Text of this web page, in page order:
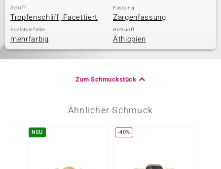
Schliff
Tropfenschliff, Facettiert
Fassung
Zargenfassung
Edelsteinfarbe
mehrfarbig
Herkunft
Äthiopien
Zum Schmuckstück
Ähnlicher Schmuck
NEU -40%